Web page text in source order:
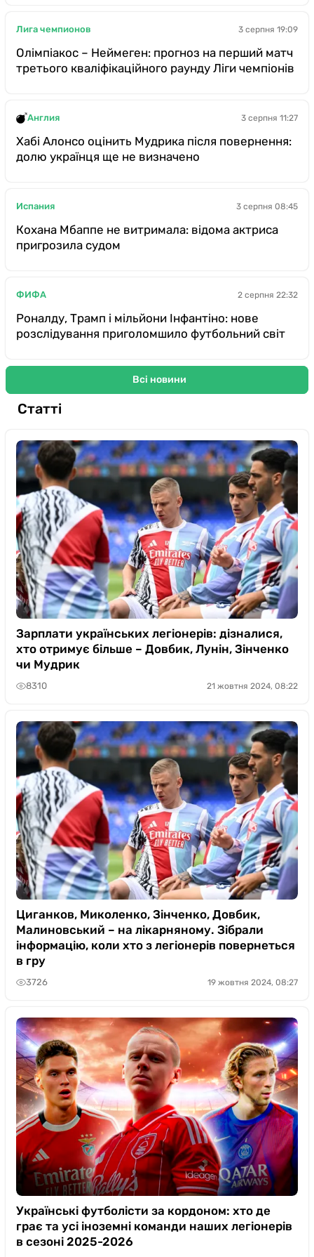
Лига чемпионов 3 серпня 19:09
Олімпіакос – Неймеген: прогноз на перший матч
третього кваліфікаційного раунду Ліги чемпіонів
Англия 3 серпня 11:27
Хабі Алонсо оцінить Мудрика після повернення:
долю українця ще не визначено
Испания 3 серпня 08:45
Кохана Мбаппе не витримала: відома актриса
пригрозила судом
ФИФА 2 серпня 22:32
Роналду, Трамп і мільйони Інфантіно: нове
розслідування приголомшило футбольний світ
Всі новини
Статті
Зарплати українських легіонерів: дізналися,
хто отримує більше – Довбик, Лунін, Зінченко
чи Мудрик
8310 21 жовтня 2024, 08:22
Циганков, Миколенко, Зінченко, Довбик,
Малиновський – на лікарняному. Зібрали
інформацію, коли хто з легіонерів повернеться
в гру
3726 19 жовтня 2024, 08:27
Українські футболісти за кордоном: хто де
грає та усі іноземні команди наших легіонерів
в сезоні 2025-2026